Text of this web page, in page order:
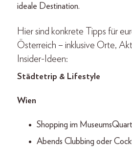
ideale Destination.
Hier sind konkrete Tipps für
Österreich – inklusive Orte,
Insider-Ideen:
Städtetrip & Lifestyle
Wien
Shopping im
Abends Clubbing oder